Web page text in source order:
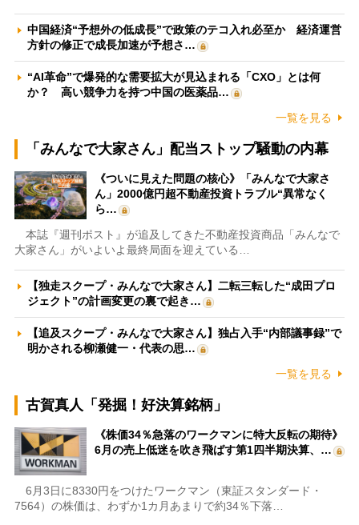
中国経済“予想外の低成長”で政策のテコ入れ必至か 経済運営
方針の修正で成長加速が予想さ…
“AI革命”で爆発的な需要拡大が見込まれる「CXO」とは何
か？ 高い競争力を持つ中国の医薬品…
一覧を見る
「みんなで大家さん」配当ストップ騒動の内幕
《ついに見えた問題の核心》「みんなで大家さ
ん」2000億円超不動産投資トラブル“異常なく
ら…
本誌『週刊ポスト』が追及してきた不動産投資商品「みんなで
大家さん」がいよいよ最終局面を迎えている…
【独走スクープ・みんなで大家さん】二転三転した“成田プロ
ジェクト”の計画変更の裏で起き…
【追及スクープ・みんなで大家さん】独占入手“内部議事録”で
明かされる柳瀬健一・代表の思…
一覧を見る
古賀真人「発掘！好決算銘柄」
《株価34％急落のワークマンに特大反転の期待》
6月の売上低迷を吹き飛ばす第1四半期決算、…
6月3日に8330円をつけたワークマン（東証スタンダード・
7564）の株価は、わずか1カ月あまりで約34％下落…